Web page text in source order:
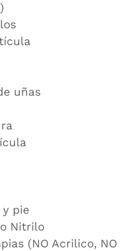
uñas
pie
Nitrilo
(NO Acrilico, NO